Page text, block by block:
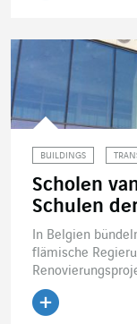
BUILDINGS
Scholen
Schulen
In Belgien
flämische